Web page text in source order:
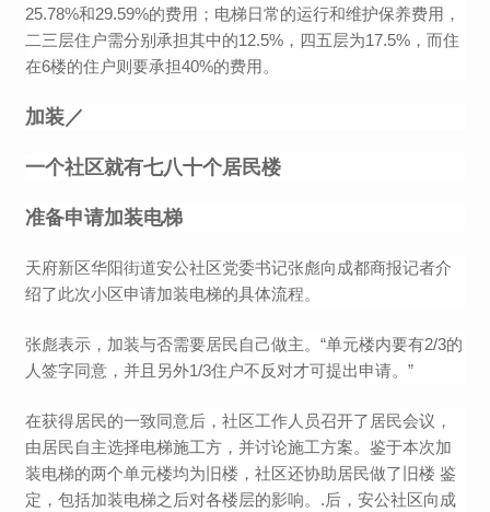
25.78%和29.59%的费用；电梯日常的运行和维护保养费用，
二三层住户需分别承担其中的12.5%，四五层为17.5%，而住
在6楼的住户则要承担40%的费用。
加装／
一个社区就有七八十个居民楼
准备申请加装电梯
天府新区华阳街道安公社区党委书记张彪向成都商报记者介
绍了此次小区申请加装电梯的具体流程。
张彪表示，加装与否需要居民自己做主。“单元楼内要有2/3的
人签字同意，并且另外1/3住户不反对才可提出申请。”
在获得居民的一致同意后，社区工作人员召开了居民会议，
由居民自主选择电梯施工方，并讨论施工方案。鉴于本次加
装电梯的两个单元楼均为旧楼，社区还协助居民做了旧楼 鉴
定，包括加装电梯之后对各楼层的影响。.后，安公社区向成